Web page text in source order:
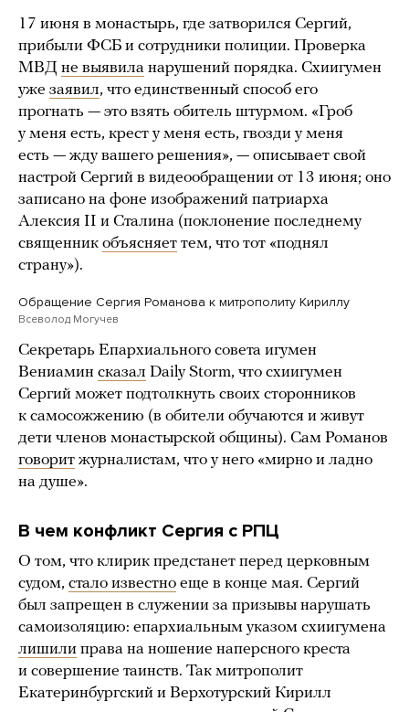
17 июня в монастырь, где затворился Сергий,
прибыли ФСБ и сотрудники полиции. Проверка
МВД не выявила нарушений порядка. Схиигумен
уже заявил, что единственный способ его
прогнать — это взять обитель штурмом. «Гроб
у меня есть, крест у меня есть, гвозди у меня
есть — жду вашего решения», — описывает свой
настрой Сергий в видеообращении от 13 июня; оно
записано на фоне изображений патриарха
Алексия II и Сталина (поклонение последнему
священник объясняет тем, что тот «поднял
страну»).
Обращение Сергия Романова к митрополиту Кириллу
Всеволод Могучев
Секретарь Епархиального совета игумен
Вениамин сказал Daily Storm, что схиигумен
Сергий может подтолкнуть своих сторонников
к самосожжению (в обители обучаются и живут
дети членов монастырской общины). Сам Романов
говорит журналистам, что у него «мирно и ладно
на душе».
В чем конфликт Сергия с РПЦ
О том, что клирик предстанет перед церковным
судом, стало известно еще в конце мая. Сергий
был запрещен в служении за призывы нарушать
самоизоляцию: епархиальным указом схиигумена
лишили права на ношение наперсного креста
и совершение таинств. Так митрополит
Екатеринбургский и Верхотурский Кирилл